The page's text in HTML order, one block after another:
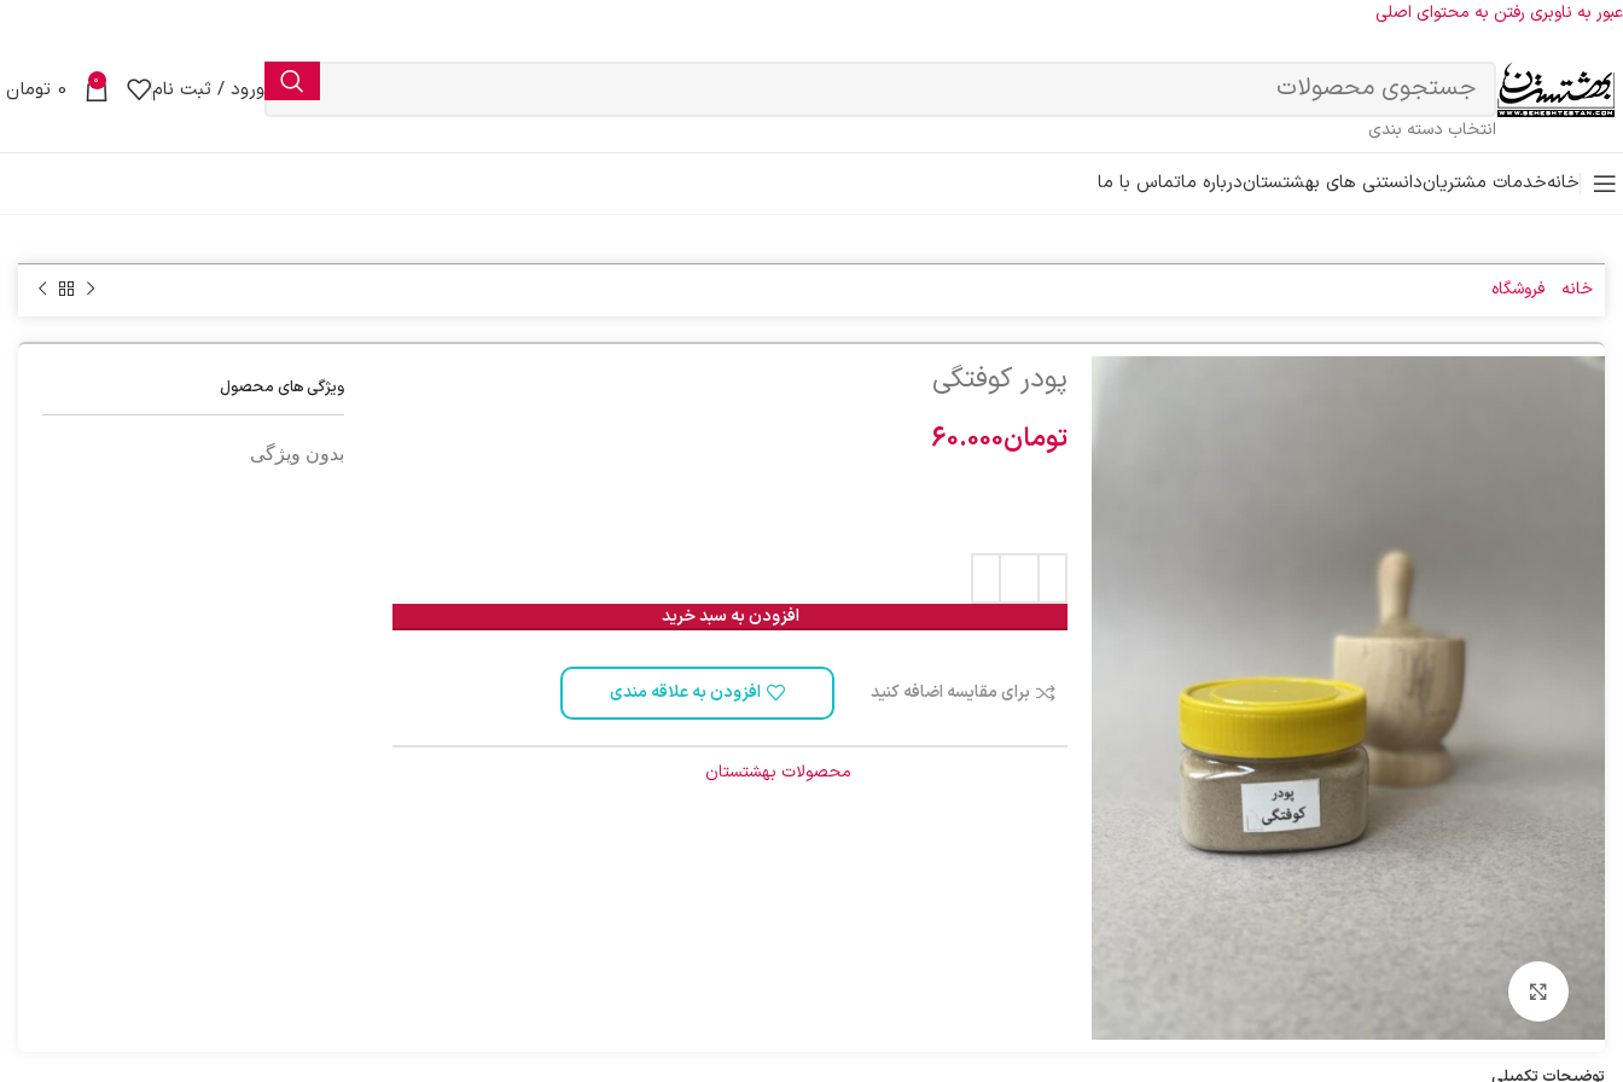
عبور به ناوبری رفتن به محتوای اصلی
انتخاب دسته بندی
ورود / ثبت نام 0 تومان 0
خانهخدمات مشتریاندانستنی های بهشتستاندرباره ماتماس با ما
خانه فروشگاه
پودر کوفتگی
تومان60.000
افزودن به سبد خرید
برای مقایسه اضافه کنید افزودن به علاقه مندی
محصولات بهشتستان
ویژگی های محصول
بدون ویژگی
توضیحات تکمیلی